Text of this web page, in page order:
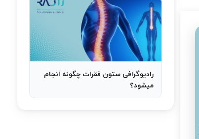
رادیوگرافی ستون فقرات چگونه انجام
میشود؟